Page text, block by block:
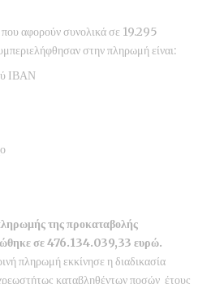
που αφορούν συνολικά σε 19.295
στην πληρωμή είναι:
ΙΒΑΝ
της προκαταβολής
σε 476.134.039,33 ευρώ.
πληρωμή εκκίνησε η διαδικασία
καταβληθέντων ποσών έτους